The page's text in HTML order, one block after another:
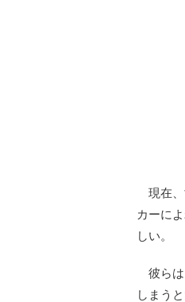
現在、
カーに
しい。
彼らは
しまう